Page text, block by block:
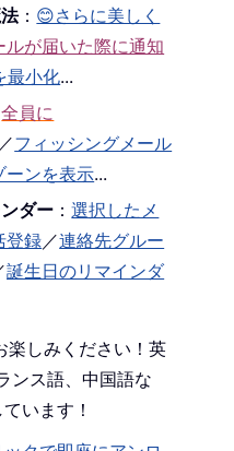
： 😊さらに美しく
ルが届いた際に通知
最小化...
全員に
／フィッシングメール
ーンを表示...
ダー ：選択したメ
登録／連絡先グルー
誕生日のリマインダ
楽しみください！英
ンス語、中国語な
います！